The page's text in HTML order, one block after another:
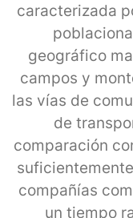
caracterizada
geográfico
campos y
las vías de
de
comparación
compañías
un tiempo